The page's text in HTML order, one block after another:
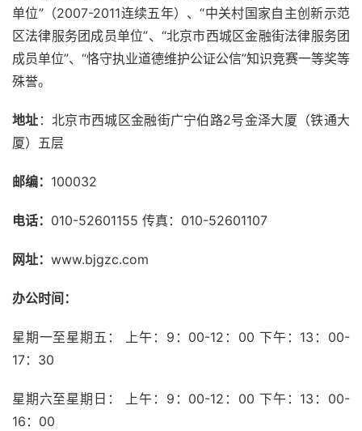
单位”（2007-2011连续五年）、“中关村国家自主创新示范
区法律服务团成员单位”、“北京市西城区金融街法律服务团
成员单位”、“恪守执业道德维护公证公信”知识竞赛一等奖等
殊誉。
地址 ：北京市西城区金融街广宁伯路2号金泽大厦（铁通大
厦）五层
邮编： 100032
电话： 010-52601155 传真：010-52601107
网址： www.bjgzc.com
办公时间：
星期一至星期五： 上午：9：00-12：00 下午：13：00-
17：30
星期六至星期日： 上午：9：00-12：00 下午：13：00-
16：00